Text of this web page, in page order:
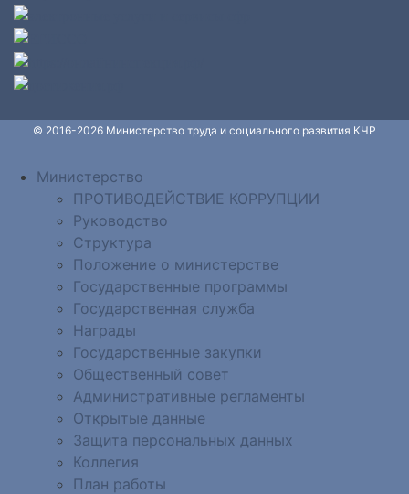
© 2016-2026 Министерство труда и социального развития КЧР
Министерство
ПРОТИВОДЕЙСТВИЕ КОРРУПЦИИ
Руководство
Структура
Положение о министерстве
Государственные программы
Государственная служба
Награды
Государственные закупки
Общественный совет
Административные регламенты
Открытые данные
Защита персональных данных
Коллегия
План работы